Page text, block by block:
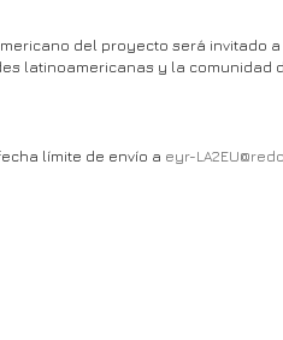
del proyecto será invitado
latinoamericanas y la comunidad
límite de envío a eyr-